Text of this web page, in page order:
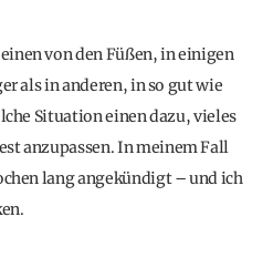
von den Füßen, in einigen
als in anderen, in so gut wie
Situation einen dazu, vieles
anzupassen. In meinem Fall
lang angekündigt – und ich